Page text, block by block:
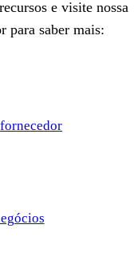
e visite nossa
para saber mais: